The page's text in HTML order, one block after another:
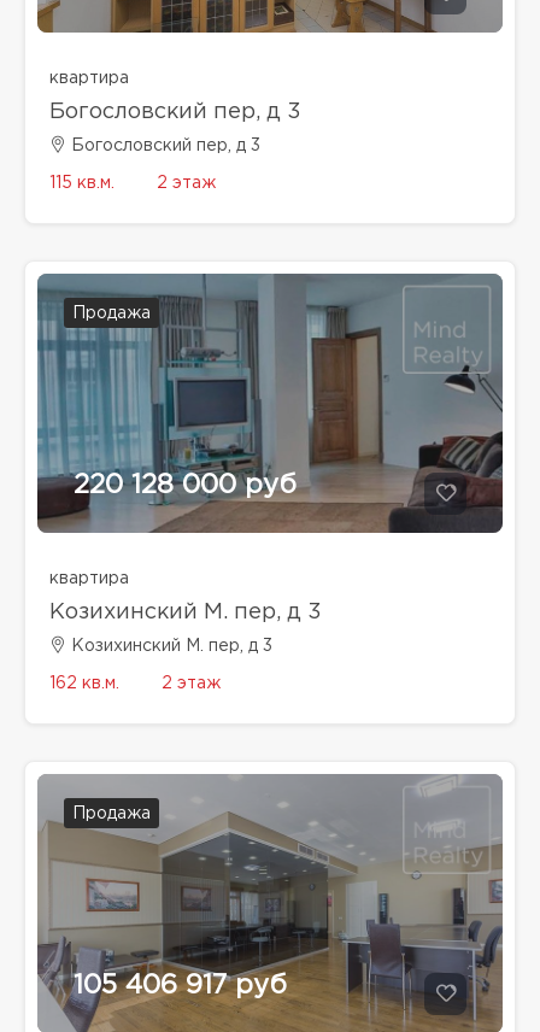
квартира
Богословский пер, д 3
Богословский пер, д 3
115 кв.м. 2 этаж
Продажа
220 128 000 руб
квартира
Козихинский М. пер, д 3
Козихинский М. пер, д 3
162 кв.м. 2 этаж
Продажа
105 406 917 руб